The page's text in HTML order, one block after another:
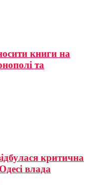
книги на
та
критична
влада